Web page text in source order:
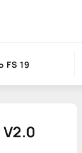
FS 19
V2.0